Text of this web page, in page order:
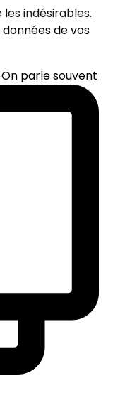
indésirables.
de vos
parle souvent